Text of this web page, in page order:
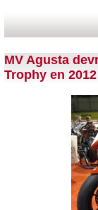
MV Agusta
Trophy en 2012